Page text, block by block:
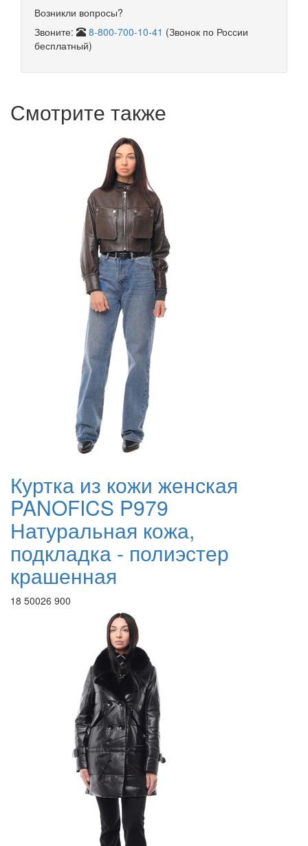
Возникли вопросы?
Звоните:
8-800-700-10-41 (Звонок по России
бесплатный)
Смотрите также
Куртка из кожи женская
PANOFICS P979
Натуральная кожа,
подкладка - полиэстер
крашенная
18 50026 900